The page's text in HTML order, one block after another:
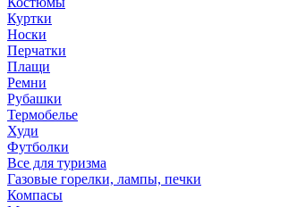
Куртки
Носки
Перчатки
Плащи
Ремни
Рубашки
Термобелье
Худи
Футболки
Все для туризма
Газовые горелки, лампы, печки
Компасы